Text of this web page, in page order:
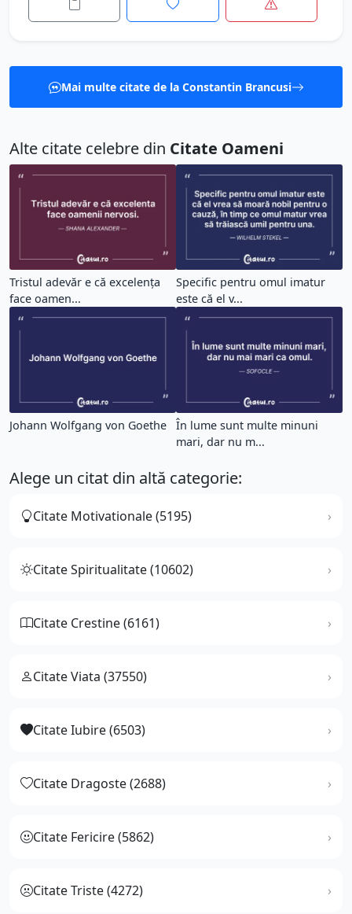
Mai multe citate de la Constantin Brancusi
Alte citate celebre din Citate Oameni
Tristul adevăr e că excelența
face oamen...
Specific pentru omul imatur
este că el v...
Johann Wolfgang von Goethe
În lume sunt multe minuni
mari, dar nu m...
Alege un citat din altă categorie:
Citate Motivationale (5195)
Citate Spiritualitate (10602)
Citate Crestine (6161)
Citate Viata (37550)
Citate Iubire (6503)
Citate Dragoste (2688)
Citate Fericire (5862)
Citate Triste (4272)